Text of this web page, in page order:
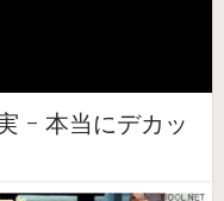
– 本当にデカッ